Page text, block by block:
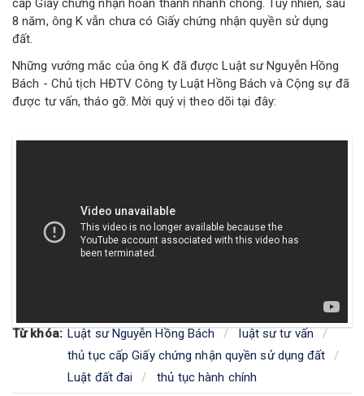
cấp Giấy chứng nhận hoàn thành nhanh chóng. Tuy nhiên, sau
8 năm, ông K vẫn chưa có Giấy chứng nhận quyền sử dụng
đất.
Những vướng mắc của ông K đã được Luật sư Nguyễn Hồng
Bách - Chủ tịch HĐTV Công ty Luật Hồng Bách và Cộng sự đã
được tư vấn, tháo gỡ. Mời quý vị theo dõi tại đây:
Từ khóa: Luật sư Nguyễn Hồng Bách
luật sư tư vấn
thủ tục cấp Giấy chứng nhận quyền sử dụng đất
Luật đất đai
thủ tục hành chính